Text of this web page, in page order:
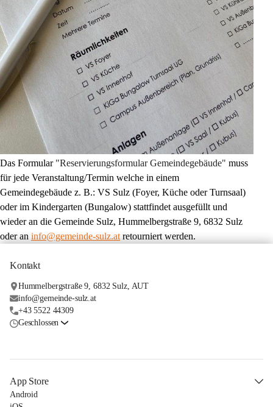
Das Formular "Reservierungsformular Gemeindegebäude" muss
für jede Veranstaltung/Termin welche in einem
Gemeindegebäude z. B.: VS Sulz (Foyer, Küche oder Turnsaal)
oder im Kindergarten (Bungalow) stattfindet ausgefüllt und
wieder an die Gemeinde Sulz, Hummelbergstraße 9, 6832 Sulz
oder an info@gemeinde-sulz.at retourniert werden.
Kontakt
Hummelbergstraße 9, 6832 Sulz, AUT
info@gemeinde-sulz.at
+43 5522 44309
Geschlossen
App Store
Android